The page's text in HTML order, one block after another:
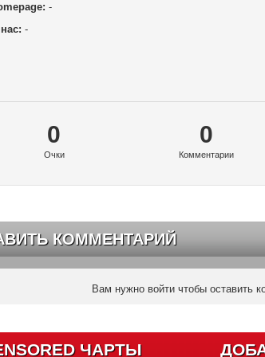
-
-
0
Очки
0
Комментарии
КОММЕНТАРИЙ
Вам нужно войти чтобы оставить
ЧАРТЫ